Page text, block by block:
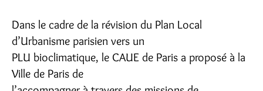
Dans le cadre de la révision du Plan Local
d’Urbanisme parisien vers un
PLU bioclimatique, le CAUE de Paris a proposé à la
Ville de Paris de